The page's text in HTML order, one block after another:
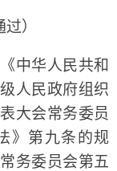
）
中华人民共和
人民政府组织
大会常务委员
》第九条的规
务委员会第五